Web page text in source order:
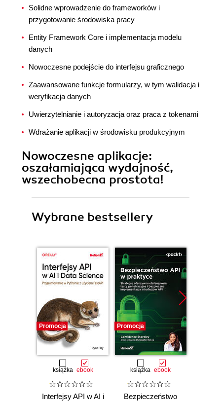
Solidne wprowadzenie do frameworków i
przygotowanie środowiska pracy
Entity Framework Core i implementacja modelu
danych
Nowoczesne podejście do interfejsu graficznego
Zaawansowane funkcje formularzy, w tym walidacja i
weryfikacja danych
Uwierzytelnianie i autoryzacja oraz praca z tokenami
Wdrażanie aplikacji w środowisku produkcyjnym
Nowoczesne aplikacje:
oszałamiająca wydajność,
wszechobecna prostota!
Wybrane bestsellery
Promocja
książka ebook
Interfejsy API w AI i
Promocja
książka ebook
Bezpieczeństwo